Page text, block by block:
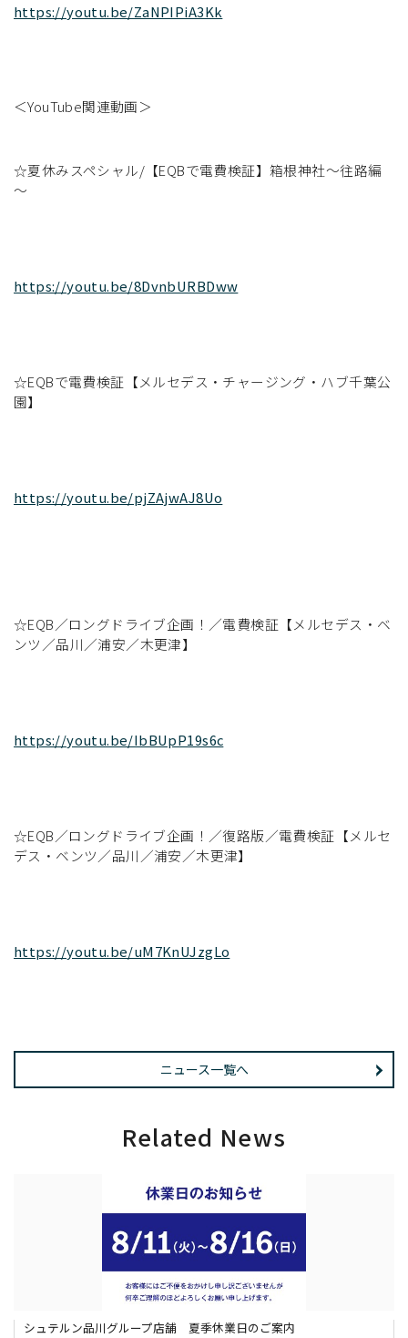
https://youtu.be/ZaNPIPiA3Kk
＜YouTube関連動画＞
☆夏休みスペシャル/【EQBで電費検証】箱根神社～往路編
～
https://youtu.be/8DvnbURBDww
☆EQBで電費検証【メルセデス・チャージング・ハブ千葉公
園】
https://youtu.be/pjZAjwAJ8Uo
☆EQB／ロングドライブ企画！／電費検証【メルセデス・ベ
ンツ／品川／浦安／木更津】
https://youtu.be/IbBUpP19s6c
☆EQB／ロングドライブ企画！／復路版／電費検証【メルセ
デス・ベンツ／品川／浦安／木更津】
https://youtu.be/uM7KnUJzgLo
ニュース一覧へ
Related News
シュテルン品川グループ店舗 夏季休業日のご案内